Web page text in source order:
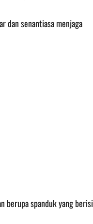
dan senantiasa menjaga
berupa spanduk yang berisi